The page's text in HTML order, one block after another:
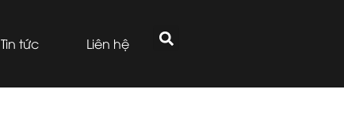
Tin tức Liên hệ